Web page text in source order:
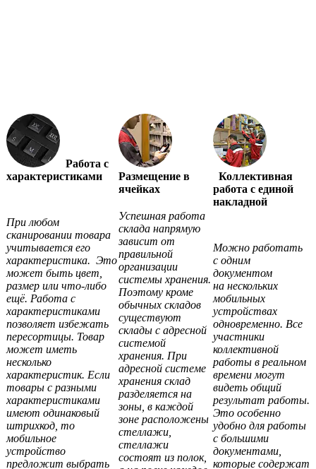
Работа с
характеристиками
Размещение в
ячейках
Коллективная
работа с единой
накладной
При любом
сканировании товара
учитывается его
характеристика. Это
может быть цвет,
размер или что-либо
ещё. Работа с
характеристиками
позволяет избежать
пересортицы. Товар
может иметь
несколько
характеристик. Если
товары с разными
характеристиками
имеют одинаковый
штрихкод, то
мобильное
устройство
предложит выбрать
Успешная работа
склада напрямую
зависит от
правильной
организации
системы хранения.
Поэтому кроме
обычных складов
существуют
склады с адресной
системой
хранения. При
адресной системе
хранения склад
разделяется на
зоны, в каждой
зоне расположены
стеллажи,
стеллажи
состоят из полок,
Можно работать
с одним
документом
на нескольких
мобильных
устройствах
одновременно. Все
участники
коллективной
работы в реальном
времени могут
видеть общий
результат работы.
Это особенно
удобно для работы
с большими
документами,
которые содержат